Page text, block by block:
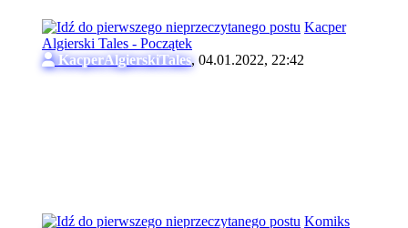
Kacper
Algierski Tales - Początek
KacperAlgierskiTales, 04.01.2022, 22:42
Komiks